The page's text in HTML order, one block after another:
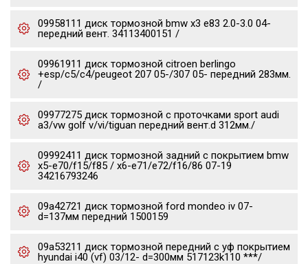
09958111 диск тормозной bmw x3 e83 2.0-3.0 04-
передний вент. 34113400151 /
09961911 диск тормозной citroen berlingo
+esp/c5/c4/peugeot 207 05-/307 05- передний 283мм.
/
09977275 диск тормозной c проточками sport audi
a3/vw golf v/vi/tiguan передний вент.d 312мм./
09992411 диск тормозной задний с покрытием bmw
x5-e70/f15/f85 / x6-e71/e72/f16/86 07-19
34216793246
09a42721 диск тормозной ford mondeo iv 07-
d=137мм передний 1500159
09a53211 диск тормозной передний с уф покрытием
hyundai i40 (vf) 03/12- d=300мм 517123k110 ***/